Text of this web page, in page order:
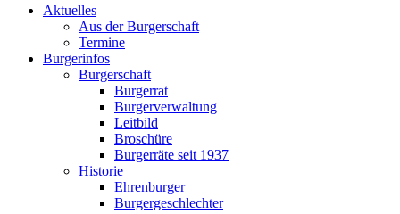
Aktuelles
Aus der Burgerschaft
Termine
Burgerinfos
Burgerschaft
Burgerrat
Burgerverwaltung
Leitbild
Broschüre
Burgerräte seit 1937
Historie
Ehrenburger
Burgergeschlechter